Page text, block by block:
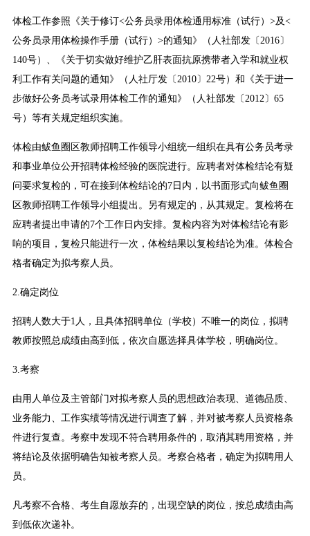
体检工作参照《关于修订<公务员录用体检通用标准（试行）>及<
公务员录用体检操作手册（试行）>的通知》（人社部发〔2016〕
140号）、《关于切实做好维护乙肝表面抗原携带者入学和就业权
利工作有关问题的通知》（人社厅发〔2010〕22号）和《关于进一
步做好公务员考试录用体检工作的通知》（人社部发〔2012〕65
号）等有关规定组织实施。
体检由鲅鱼圈区教师招聘工作领导小组统一组织在具有公务员考录
和事业单位公开招聘体检经验的医院进行。应聘者对体检结论有疑
问要求复检的，可在接到体检结论的7日内，以书面形式向鲅鱼圈
区教师招聘工作领导小组提出。另有规定的，从其规定。复检将在
应聘者提出申请的7个工作日内安排。复检内容为对体检结论有影
响的项目，复检只能进行一次，体检结果以复检结论为准。体检合
格者确定为拟考察人员。
2.确定岗位
招聘人数大于1人，且具体招聘单位（学校）不唯一的岗位，拟聘
教师按照总成绩由高到低，依次自愿选择具体学校，明确岗位。
3.考察
由用人单位及主管部门对拟考察人员的思想政治表现、道德品质、
业务能力、工作实绩等情况进行调查了解，并对被考察人员资格条
件进行复查。考察中发现不符合聘用条件的，取消其聘用资格，并
将结论及依据明确告知被考察人员。考察合格者，确定为拟聘用人
员。
凡考察不合格、考生自愿放弃的，出现空缺的岗位，按总成绩由高
到低依次递补。